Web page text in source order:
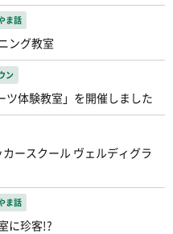
ま話
ング教室
ン
ツ体験教室」を開催しました
ースクール ヴェルディグラ
ま話
に珍客!?